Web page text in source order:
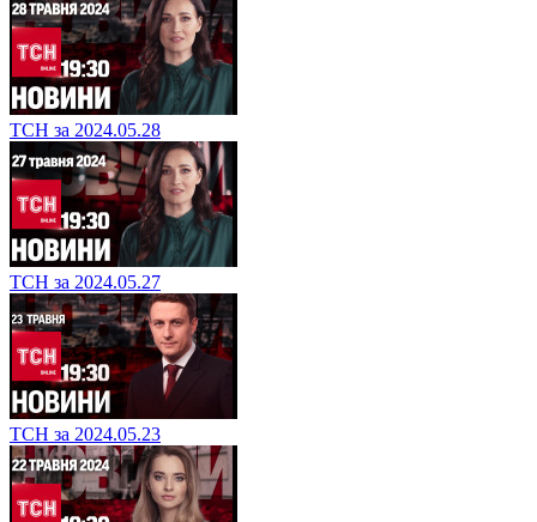
ТСН за 2024.05.28
ТСН за 2024.05.27
ТСН за 2024.05.23